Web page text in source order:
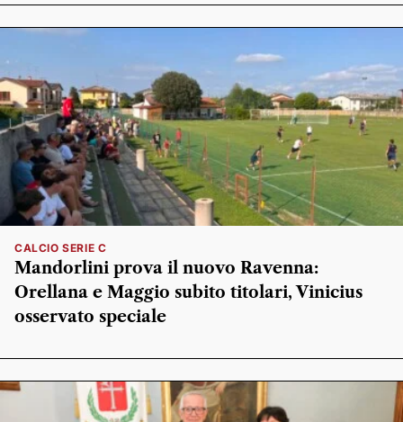
CALCIO SERIE C
Mandorlini prova il nuovo Ravenna:
Orellana e Maggio subito titolari, Vinicius
osservato speciale